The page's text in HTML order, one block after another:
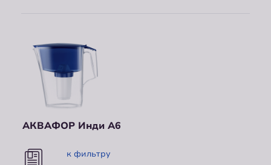
АКВАФОР Инди А6
к фильтру